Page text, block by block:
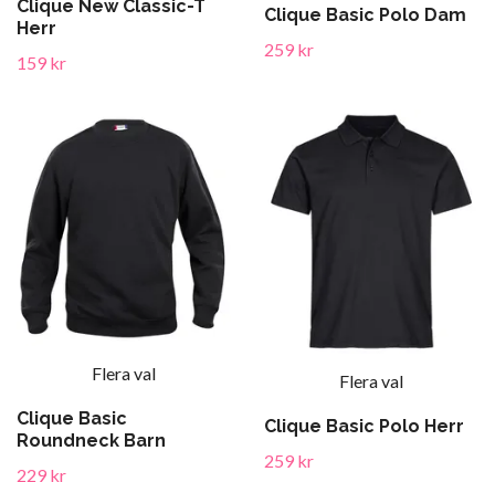
Clique New Classic-T
Herr
159 kr
Clique Basic Polo Dam
259 kr
Flera val
Clique Basic
Roundneck Barn
229 kr
Flera val
Clique Basic Polo Herr
259 kr